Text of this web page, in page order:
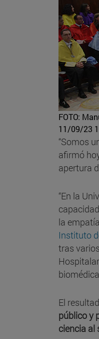
FOTO:
11/09/23
“Somos
afirmó
apertura
“En la
la
Instituto
tras
El
público y
ciencia al